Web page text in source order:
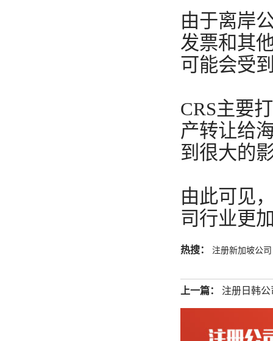
由于离岸
发票和其
可能会受
CRS主要
产转让给
到很大的
由此可见
司行业更
热搜： 注册新加坡公司
上一篇： 注册日韩